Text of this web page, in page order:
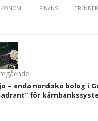
FINANS TRENDER
– enda nordiska bolag i
för